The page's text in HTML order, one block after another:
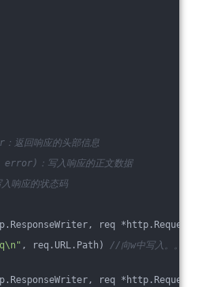
返回响应的头部信息
：写入响应的正文数据
应的状态码
req *http.Request)
, req.URL.Path) //向w中写入。。。
req *http.Request)